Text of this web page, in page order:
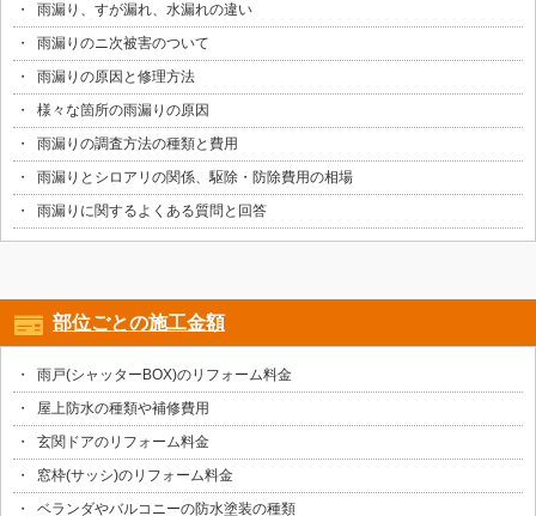
雨漏り、すが漏れ、水漏れの違い
雨漏りのニ次被害のついて
雨漏りの原因と修理方法
様々な箇所の雨漏りの原因
雨漏りの調査方法の種類と費用
雨漏りとシロアリの関係、駆除・防除費用の相場
雨漏りに関するよくある質問と回答
部位ごとの施工金額
雨戸(シャッターBOX)のリフォーム料金
屋上防水の種類や補修費用
玄関ドアのリフォーム料金
窓枠(サッシ)のリフォーム料金
ベランダやバルコニーの防水塗装の種類